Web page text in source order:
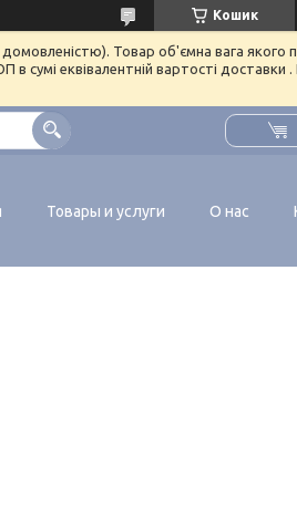
Кошик
Товар об'ємна вага якого
еквівалентній вартості доставки .
Товары и услуги О нас